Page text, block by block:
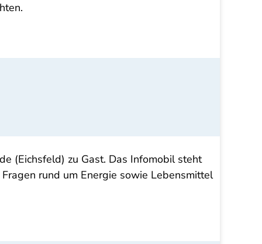
(Eichsfeld) zu Gast. Das Infomobil steht
rund um Energie sowie Lebensmittel